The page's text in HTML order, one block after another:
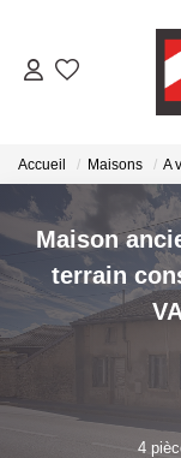
Accueil Maisons A
Maison
terrain
4